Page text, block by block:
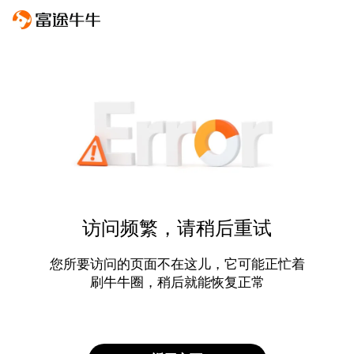
访问频繁，请稍后重试
您所要访问的页面不在这儿，它可能正忙着
刷牛牛圈，稍后就能恢复正常